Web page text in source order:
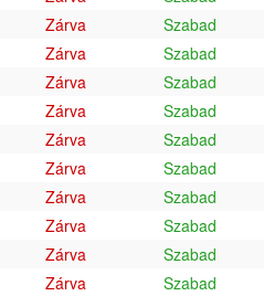
Zárva Szabad
Zárva Szabad
Zárva Szabad
Zárva Szabad
Zárva Szabad
Zárva Szabad
Zárva Szabad
Zárva Szabad
Zárva Szabad
Zárva Szabad